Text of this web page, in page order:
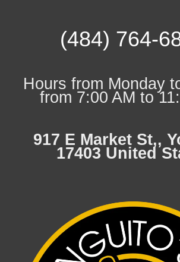
(484) 764-
Hours from Monday
from 7:00 AM to
917 E Market St,,
17403 United